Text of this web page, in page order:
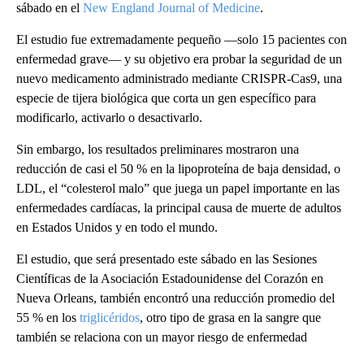
sábado en el New England Journal of Medicine.
El estudio fue extremadamente pequeño —solo 15 pacientes con
enfermedad grave— y su objetivo era probar la seguridad de un
nuevo medicamento administrado mediante CRISPR-Cas9, una
especie de tijera biológica que corta un gen específico para
modificarlo, activarlo o desactivarlo.
Sin embargo, los resultados preliminares mostraron una
reducción de casi el 50 % en la lipoproteína de baja densidad, o
LDL, el “colesterol malo” que juega un papel importante en las
enfermedades cardíacas, la principal causa de muerte de adultos
en Estados Unidos y en todo el mundo.
El estudio, que será presentado este sábado en las Sesiones
Científicas de la Asociación Estadounidense del Corazón en
Nueva Orleans, también encontró una reducción promedio del
55 % en los triglicéridos, otro tipo de grasa en la sangre que
también se relaciona con un mayor riesgo de enfermedad